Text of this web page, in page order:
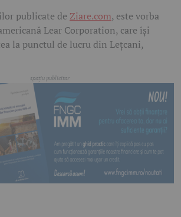
publicate de Ziare.com, este vorba
Lear Corporation, care își
la punctul de lucru din Lețcani,